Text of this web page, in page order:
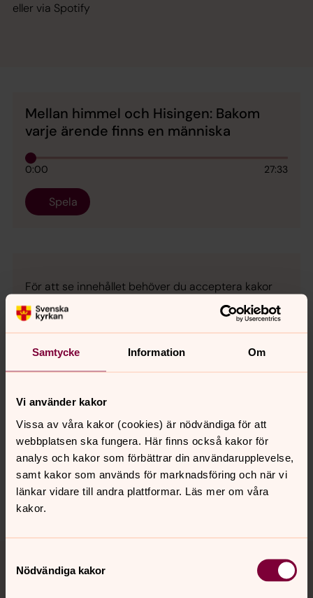
Samtycke Information Om
Vi använder kakor
Vissa av våra kakor (cookies) är nödvändiga för att
webbplatsen ska fungera. Här finns också kakor för
analys och kakor som förbättrar din användarupplevelse,
samt kakor som används för marknadsföring och när vi
länkar vidare till andra plattformar. Läs mer om våra
kakor.
Nödvändiga kakor
eller via Spotify
Mellan himmel och Hisingen: Bakom
varje ärende finns en människa
0:00 27:33
Spela
För att se innehållet behöver du acceptera kakor
för marknadsföring.
Ändra dina marknadsföring för kakor
Synpunkter eller frågor på sidans
innehåll?
backa.pastorat@svenskakyrkan.se